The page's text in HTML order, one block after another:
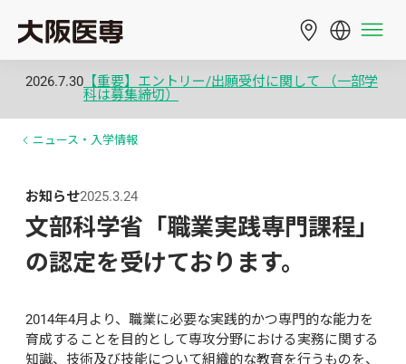
2026.7.30 【重要】エントリー/出願受付に関して （一部学
科は募集締切）
ニュース・入学情報
お知らせ2025.3.24
文部科学省「職業実践専門課程」
の認定を受けております。
2014年4月より、職業に必要な実践的かつ専門的な能力を
育成することを目的として専攻分野における実務に関する
知識、技術及び技能について組織的な教育を行うものを、